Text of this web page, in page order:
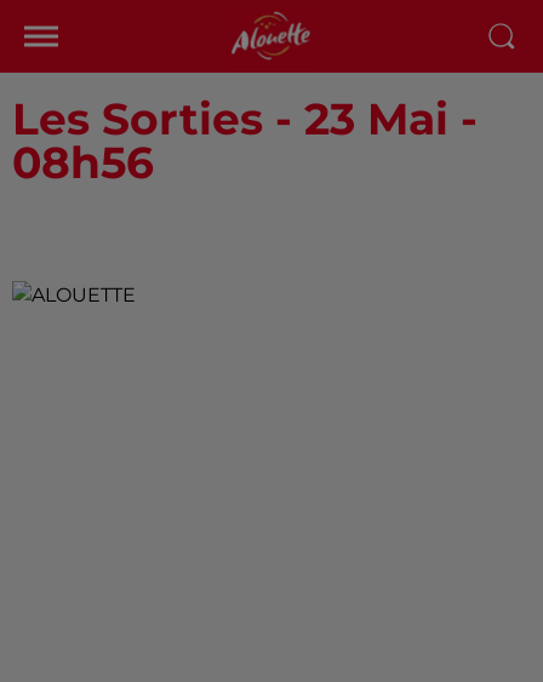
Les Sorties - 23 Mai -
08h56